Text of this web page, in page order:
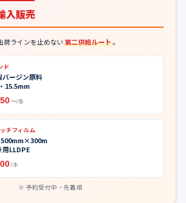
入販売
荷ラインを止めない第二供給ルート。
ド
バージン原料
15.5mm
〜/巻
チフィルム
用LLDPE
/本
予約受付中・先着順